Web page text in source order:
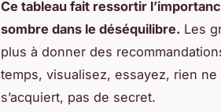
Ce tableau fait ressortir
sombre dans le déséquilibre. Les
plus à donner des
temps, visualisez, essayez, rien
s’acquiert, pas de secret.